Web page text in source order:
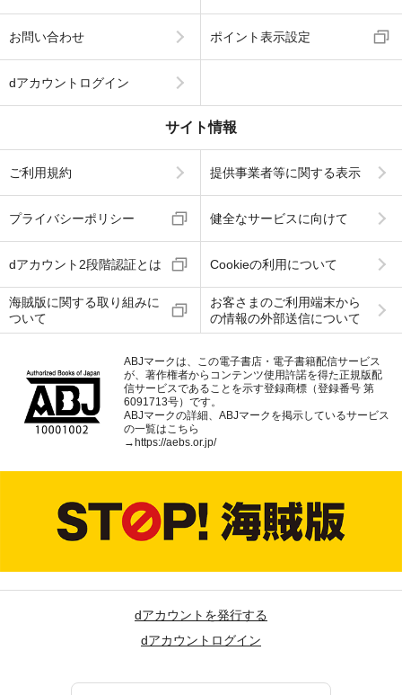
お問い合わせ ポイント表示設定
dアカウントログイン
サイト情報
ご利用規約 提供事業者等に関する表示
プライバシーポリシー 健全なサービスに向けて
dアカウント2段階認証とは Cookieの利用について
海賊版に関する取り組みに
ついて
お客さまのご利用端末から
の情報の外部送信について
ABJマークは、この電子書店・電子書籍配信サービス
が、著作権者からコンテンツ使用許諾を得た正規版配
信サービスであることを示す登録商標（登録番号 第
6091713号）です。
ABJマークの詳細、ABJマークを掲示しているサービス
の一覧はこちら
→ https://aebs.or.jp/
dアカウントを発行する
dアカウントログイン